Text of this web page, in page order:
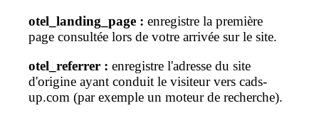
otel_landing_page : enregistre la première
page consultée lors de votre arrivée sur le site.
otel_referrer : enregistre l'adresse du site
d'origine ayant conduit le visiteur vers cads-
up.com (par exemple un moteur de recherche).